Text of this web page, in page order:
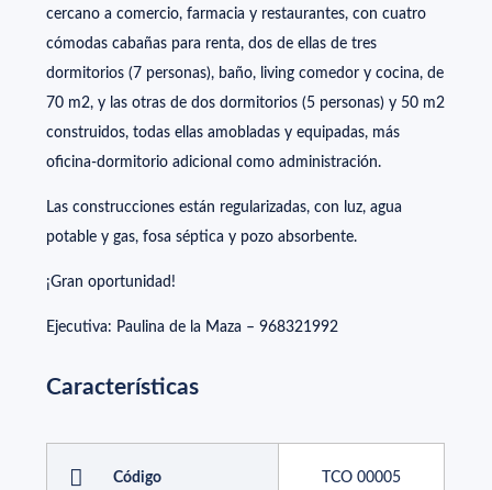
cercano a comercio, farmacia y restaurantes, con cuatro
cómodas cabañas para renta, dos de ellas de tres
dormitorios (7 personas), baño, living comedor y cocina, de
70 m2, y las otras de dos dormitorios (5 personas) y 50 m2
construidos, todas ellas amobladas y equipadas, más
oficina-dormitorio adicional como administración.
Las construcciones están regularizadas, con luz, agua
potable y gas, fosa séptica y pozo absorbente.
¡Gran oportunidad!
Ejecutiva: Paulina de la Maza – 968321992
Características
Código TCO 00005